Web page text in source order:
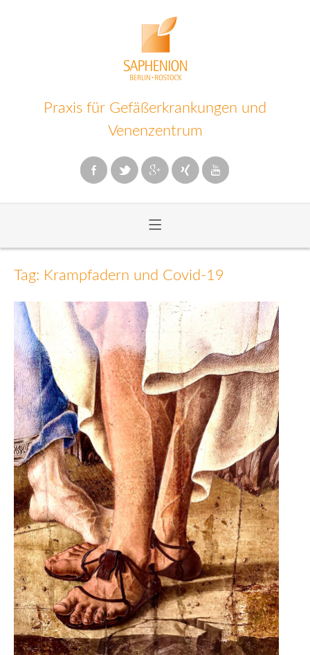
Praxis für Gefäßerkrankungen und
Venenzentrum
≡
Inhalt
Tag: Krampfadern und Covid-19